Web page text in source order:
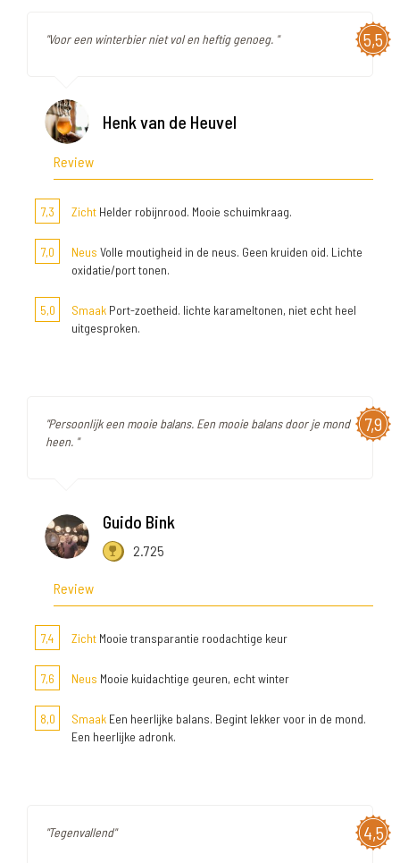
5,5
"Voor een winterbier niet vol en heftig genoeg. "
Henk van de Heuvel
Review
7,3 Zicht Helder robijnrood. Mooie schuimkraag.
7,0 Neus Volle moutigheid in de neus. Geen kruiden oid. Lichte
oxidatie/port tonen.
5,0 Smaak Port-zoetheid. lichte karameltonen, niet echt heel
uitgesproken.
7,9
"Persoonlijk een mooie balans. Een mooie balans door je mond
heen. "
Guido Bink
2.725
Review
7,4 Zicht Mooie transparantie roodachtige keur
7,6 Neus Mooie kuidachtige geuren, echt winter
8,0 Smaak Een heerlijke balans. Begint lekker voor in de mond.
Een heerlijke adronk.
4,5
"Tegenvallend"